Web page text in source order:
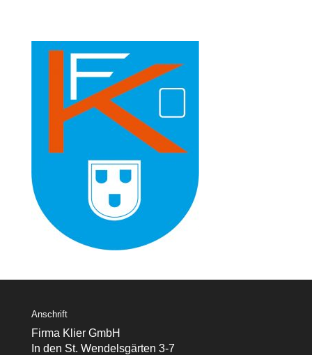
Anschrift
Firma Klier GmbH
In den St. Wendelsgärten 3-7